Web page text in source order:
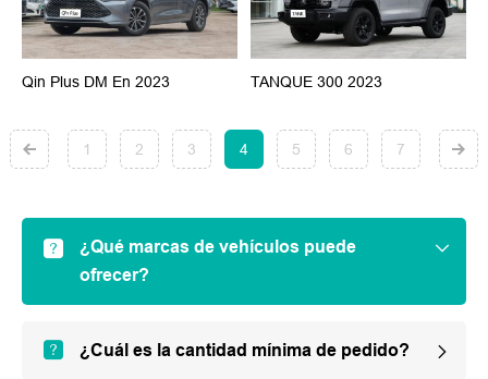
Qin Plus DM En 2023 TANQUE 300 2023
1 2 3 4 5 6 7
¿Qué marcas de vehículos puede
ofrecer?
¿Cuál es la cantidad mínima de pedido?